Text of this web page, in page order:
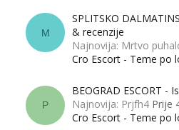
M
SPLITSKO
& recenzije
Najnovija: Mrtvo
Cro Escort - Teme po
P
BEOGRAD ESCORT -
Najnovija: Prjfh4 Prije
Cro Escort - Teme po